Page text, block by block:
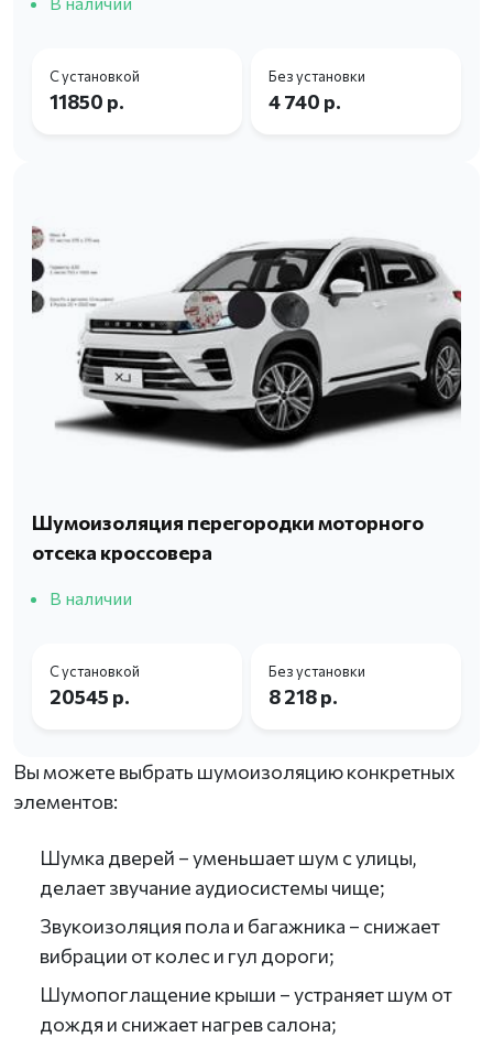
С установкой
11850 р.
Без установки
4 740 р.
Шумоизоляция перегородки моторного
отсека кроссовера
В наличии
С установкой
20545 р.
Без установки
8 218 р.
Вы можете выбрать шумоизоляцию конкретных
элементов:
Шумка дверей – уменьшает шум с улицы,
делает звучание аудиосистемы чище;
Звукоизоляция пола и багажника – снижает
вибрации от колес и гул дороги;
Шумопоглащение крыши – устраняет шум от
дождя и снижает нагрев салона;